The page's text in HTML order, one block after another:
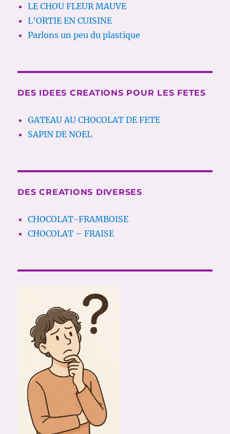
LE CHOU FLEUR MAUVE
L’ORTIE EN CUISINE
Parlons un peu du plastique
DES IDEES CREATIONS POUR LES FETES
GATEAU AU CHOCOLAT DE FETE
SAPIN DE NOEL
DES CREATIONS DIVERSES
CHOCOLAT-FRAMBOISE
CHOCOLAT – FRAISE